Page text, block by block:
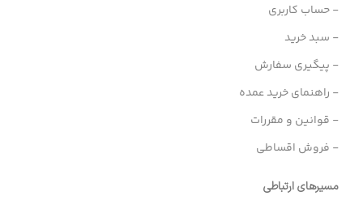
- حساب کاربری
- سبد خرید
- پیگیری سفارش
- راهنمای خرید عمده
- قوانین و مقررات
- فروش اقساطی
مسیرهای ارتباطی